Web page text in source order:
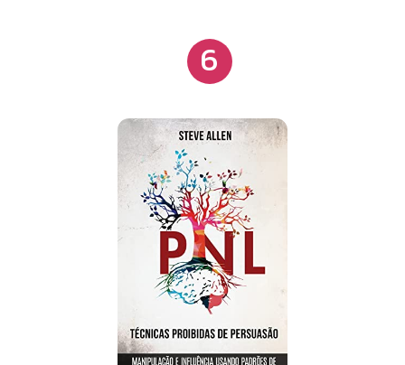
científicas que embasam o NeuroMap;
destinatário se torna mais receptivo à mudança.
Com as técnicas apresentadas pelo autor, qualquer
possa exercer influência. Ele ainda analisa uma
série de exemplos, de campanhas de marketing on-
line a mobilizações para o esforço de guerra, e
chama a atenção para as consequências
desastrosas do uso antiético dessas abordagens.
6